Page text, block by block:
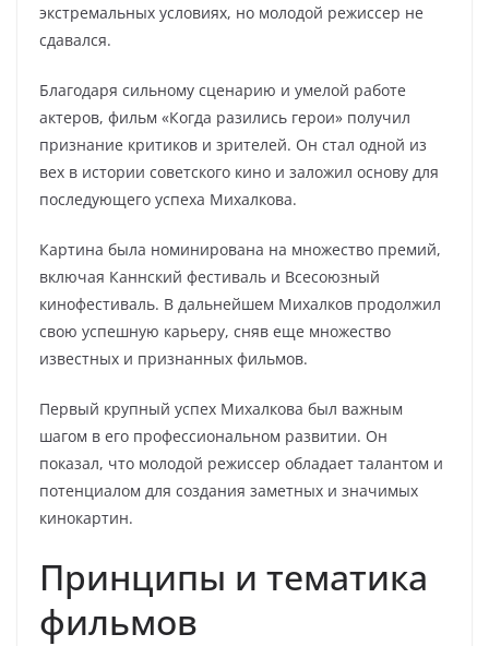
экстремальных условиях, но молодой режиссер не
сдавался.
Благодаря сильному сценарию и умелой работе
актеров, фильм «Когда разились герои» получил
признание критиков и зрителей. Он стал одной из
вех в истории советского кино и заложил основу для
последующего успеха Михалкова.
Картина была номинирована на множество премий,
включая Каннский фестиваль и Всесоюзный
кинофестиваль. В дальнейшем Михалков продолжил
свою успешную карьеру, сняв еще множество
известных и признанных фильмов.
Первый крупный успех Михалкова был важным
шагом в его профессиональном развитии. Он
показал, что молодой режиссер обладает талантом и
потенциалом для создания заметных и значимых
кинокартин.
Принципы и тематика
фильмов